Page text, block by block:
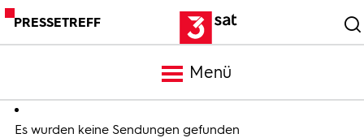
PRESSETREFF
Menü
Meldungen
Es wurden keine Sendungen gefunden